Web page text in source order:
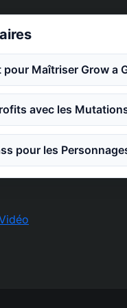
Maîtriser Grow a
avec les
pour les